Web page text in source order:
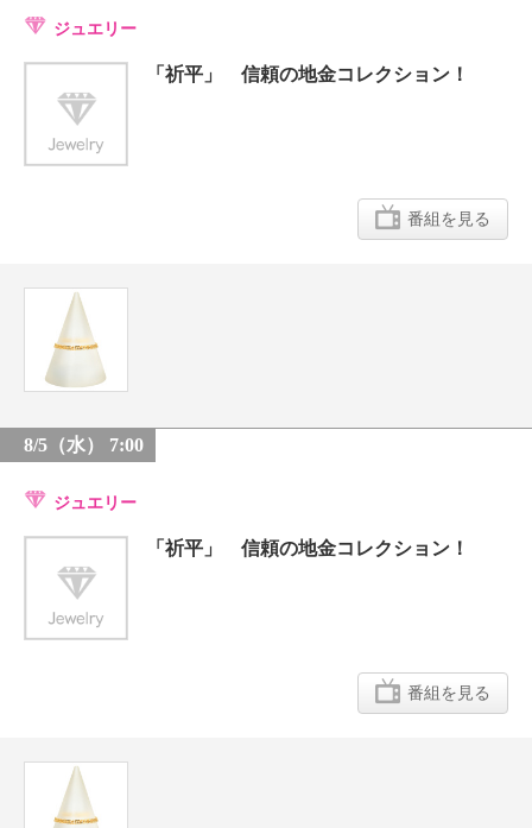
ジュエリー
「祈平」 信頼の地金コレクション！
番組を見る
8/5（水） 7:00
ジュエリー
「祈平」 信頼の地金コレクション！
番組を見る